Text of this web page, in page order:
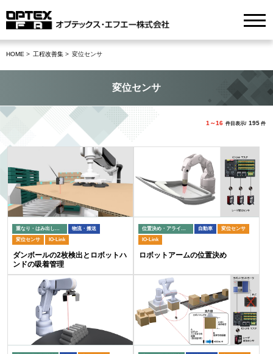
HOME 工程改善集 変位センサ
変位センサ
1～16 件目表示/ 195 件
重なり・はみ出し検出
物流・搬送
変位センサ
IO-Link
ダンボールの2枚検出とロボットハ
ンドの吸着管理
位置決め・アライメント 自動車
変位センサ
IO-Link
ロボットアームの位置決め